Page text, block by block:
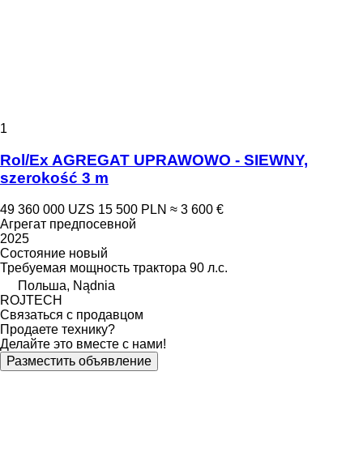
1
Rol/Ex AGREGAT UPRAWOWO - SIEWNY,
szerokość 3 m
49 360 000 UZS 15 500 PLN ≈ 3 600 €
Агрегат предпосевной
2025
Состояние новый
Требуемая мощность трактора 90 л.с.
Польша, Nądnia
ROJTECH
Связаться с продавцом
Продаете технику?
Делайте это вместе с нами!
Разместить объявление